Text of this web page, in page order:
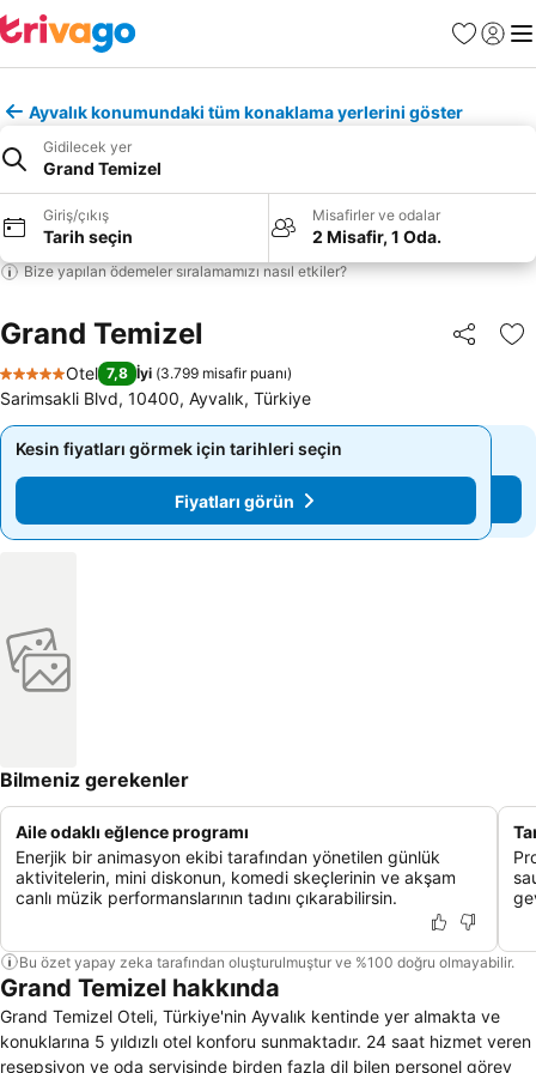
Favoriler
Giriş
Ayvalık konumundaki tüm konaklama yerlerini göster
Gidilecek yer
Grand Temizel
Giriş/çıkış
Tarih seçin
Misafirler ve odalar
2 Misafir, 1 Oda.
Bize yapılan ödemeler sıralamamızı nasıl etkiler?
Grand Temizel Paylaş
5 Yıldız
Otel 7,8 İyi (3.799 misafir puanı)
Sarimsakli Blvd, 10400, Ayvalık, Türkiye
Kesin fiyatları görmek için tarihleri seçin
Fiyatları görün
Kesin fiyatları görmek için tarihleri seçin
Fiyatları görün
Bilmeniz gerekenler
Aile odaklı eğlence programı
Enerjik bir animasyon ekibi tarafından yönetilen günlük
aktivitelerin, mini diskonun, komedi skeçlerinin ve akşam
canlı müzik performanslarının tadını çıkarabilirsin.
Bu özet yapay zeka tarafından oluşturulmuştur ve %100 doğru olmayabilir.
Grand Temizel hakkında
Grand Temizel Oteli, Türkiye'nin Ayvalık kentinde yer almakta ve
konuklarına 5 yıldızlı otel konforu sunmaktadır. 24 saat hizmet veren
resepsiyon ve oda servisinde birden fazla dil bilen personel görev